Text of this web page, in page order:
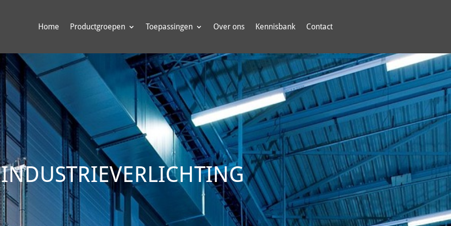
Home Productgroepen Toepassingen Over ons Kennisbank Contact
INDUSTRIEVERLICHTING